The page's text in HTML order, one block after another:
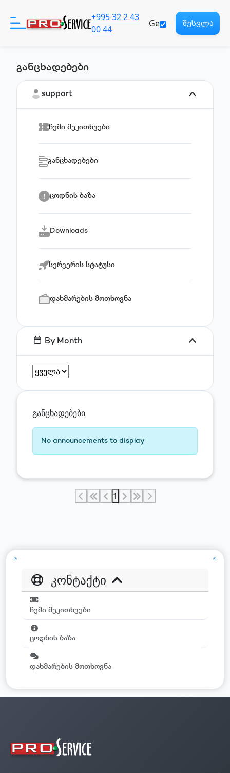
რეგისტრაცია
Eng
+995 32 2 43
00 44
Ge შესვლა
განცხადებები
support
ჩემი შეკითხვები
განცხადებები
ცოდნის ბაზა
Downloads
სერვერის სტატუსი
დახმარების მოთხოვნა
By Month
განცხადებები
No announcements to display
1
კონტაქტი
ჩემი შეკითხვები
ცოდნის ბაზა
დახმარების მოთხოვნა